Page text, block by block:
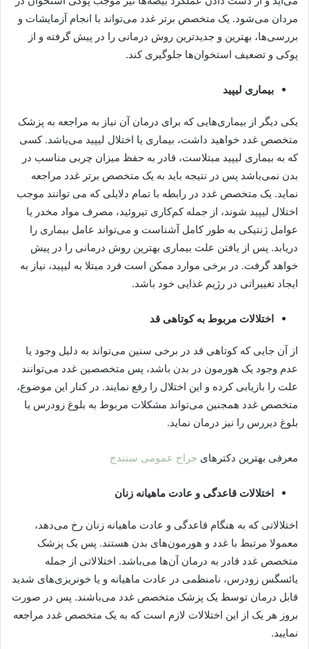
مردان می‌شود. یک متخصص برتر غدد می‌تواند با انجام آزمایشات و
بررسی‌ها، بهترین و جدیدترین روش درمانی را در پیش گرفته و از
پوکی و تضعیف استخوان‌ها جلوگیری کند.
بیماری لیپید
یکی دیگر از بیماری‌هایی که برای درمان آن نیاز به مراجعه به پزشک
متخصص غدد خواهید داشت، بیماری یا اختلال لیپید می‌باشد. کسی
که به بیماری لیپید مبتلاست، قادر به حفظ میزان چربی مناسب در
بدن نمی‌باشد پس در نتیجه باید به یک متخصص برتر غدد مراجعه
نماید. یک متخصص غدد در رابطه با تمام دلایلی که می توانند موجب
اختلال لیپید شوند، از جمله کم‌کاری تیروئید، مصرف مواد مخدر یا
عوامل ژنتیکی به طور کامل آشناست و می‌تواند عامل بیماری را
دریابد. پس از یافتن علت بیماری بهترین روش درمانی را در پیش
خواهد گرفت. در برخی موارد ممکن است فرد مبتلا به لیپید، نیاز به
ایجاد تغییراتی در رژیم غذایی خود باشد.
اختلالات مربوط به کوتاهی قد
از آن جایی که کوتاهی قد در برخی سنین می‌تواند به دلیل وجود یا
عدم وجود یک هورمون در بدن باشد، پس متخصصین غدد می‌توانند
علت را بازیابی کرده و این اختلال را رفع نمایند. در کنار این موضوع،
متخصص غدد همجنین می‌تواند مشکلات مربوط به بلوغ زودرس یا
بلوغ دیررس را نیز درمان نماید.
معرفی بهترین دکترهای جراح عمومی سنندج
اختلالات قاعدگی و عادت ماهیانه زنان
اختلالاتی که به هنگام قاعدگی و عادت ماهیانه زنان رخ می‌دهد،
معمولا مرتبط با غدد و هورمون‌های بدن هستند. پس یک پزشک
متخصص غدد قادر به درمان آن‌ها می‌باشد. اختلالاتی از جمله
یائسگس زودرس، نامنظمی در عادت ماهیانه و یا خونریزی‌های شدید
قابل درمان توسط یک پزشک متخصص غدد می‌باشند. پس در صورت
بروز هر یک از این اختلالات لازم است که به یک متخصص غدد مراجعه
نمایید.